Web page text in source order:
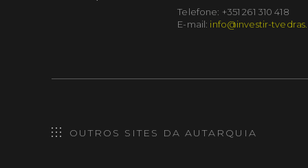
Telefone: +351 261 310 418
E-mail: info@investir-
OUTROS SITES DA AUTARQUIA